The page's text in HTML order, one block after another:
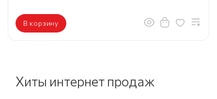
В корзину
Хиты интернет продаж